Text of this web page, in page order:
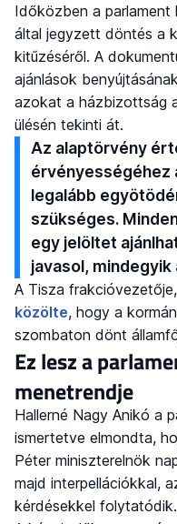
Időközben a parlament
által jegyzett döntés a
kitűzéséről. A
ajánlások
azokat a házbizottság
ülésén tekinti át.
Az alaptörvény
érvényességéhez
legalább
szükséges.
egy jelöltet
javasol,
A Tisza
közölte, hogy a
szombaton dönt
Ez lesz a
menetrendje
Hallerné Nagy Anikó a
ismertetve elmondta,
Péter miniszterelnök
majd interpellációkkal,
kérdésekkel folytatódik.